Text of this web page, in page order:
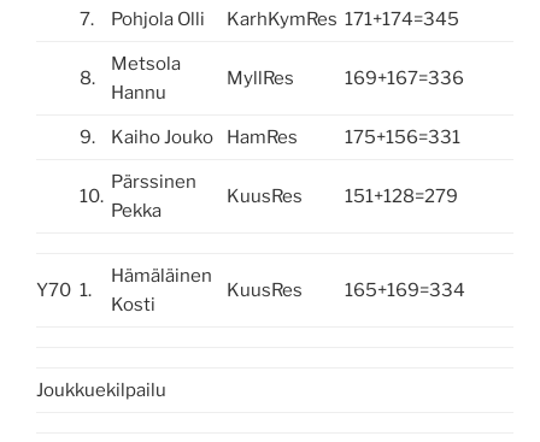
7. Pohjola Olli KarhKymRes 171+174=345
8.
Metsola
Hannu
MyllRes 169+167=336
9. Kaiho Jouko HamRes 175+156=331
10.
Pärssinen
Pekka
KuusRes 151+128=279
Y70 1.
Hämäläinen
Kosti
KuusRes 165+169=334
Joukkuekilpailu